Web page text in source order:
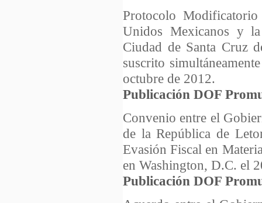
Protocolo
Unidos Mexicanos y
Ciudad de Santa Cruz
suscrito
octubre de 2012.
Publicación DOF
Convenio entre el
de la República de
Evasión Fiscal en
en Washington, D.C. el
Publicación DOF